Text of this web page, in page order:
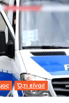
Ό,τι είναι!